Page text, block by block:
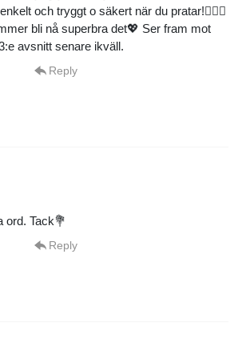
och tryggt o säkert när du pratar!👍🏻✨
bli nå superbra det💖 Ser fram mot
avsnitt senare ikväll.
Reply
ord. Tack💐
Reply